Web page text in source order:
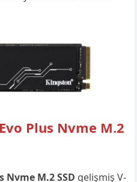
Plus Nvme M.2
Nvme M.2 SSD gelişmiş V-